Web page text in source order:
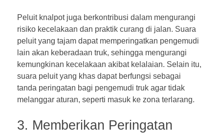
Peluit knalpot juga berkontribusi dalam mengurangi
risiko kecelakaan dan praktik curang di jalan. Suara
peluit yang tajam dapat memperingatkan pengemudi
lain akan keberadaan truk, sehingga mengurangi
kemungkinan kecelakaan akibat kelalaian. Selain itu,
suara peluit yang khas dapat berfungsi sebagai
tanda peringatan bagi pengemudi truk agar tidak
melanggar aturan, seperti masuk ke zona terlarang.
3. Memberikan Peringatan